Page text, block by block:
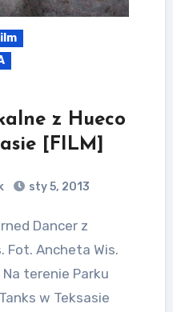
z Hueco
[FILM]
sty 5, 2013
Dancer z
Fot. Ancheta Wis.
terenie Parku
w Teksasie